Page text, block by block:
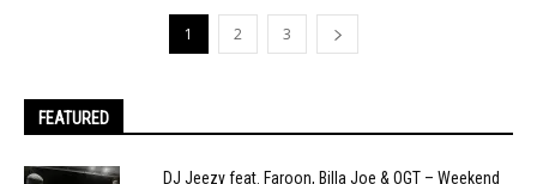
1 2 3
FEATURED
DJ Jeezy feat. Faroon, Billa Joe & OGT – Weekend